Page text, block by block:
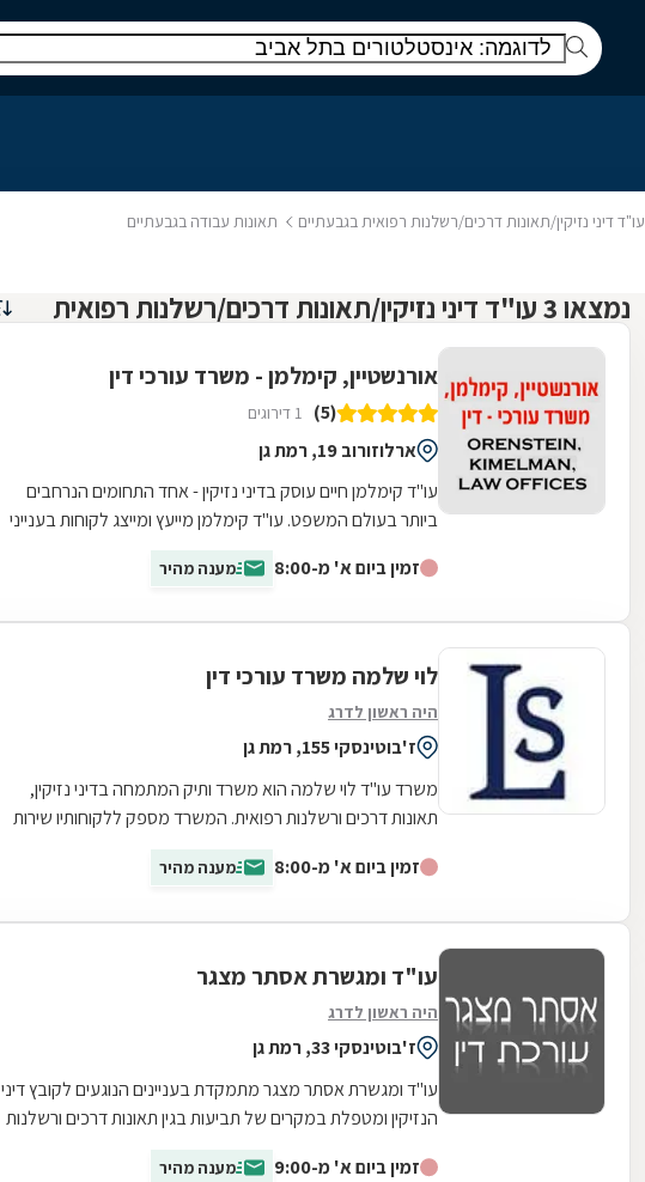
עו"ד דיני נזיקין/תאונות דרכים/רשלנות רפואית בגבעתיים תאונות עבודה בגבעתיים
נמצאו 3 עו"ד דיני נזיקין/תאונות דרכים/רשלנות רפואית
אורנשטיין, קימלמן - משרד עורכי דין
(5) 1 דירוגים
ארלוזורוב 19, רמת גן
עו"ד קימלמן חיים עוסק בדיני נזיקין - אחד התחומים הנרחבים
ביותר בעולם המשפט. עו"ד קימלמן מייעץ ומייצג לקוחות בענייני
זמין ביום א' מ-8:00 מענה מהיר
לוי שלמה משרד עורכי דין
היה ראשון לדרג
ז'בוטינסקי 155, רמת גן
משרד עו"ד לוי שלמה הוא משרד ותיק המתמחה בדיני נזיקין,
תאונות דרכים ורשלנות רפואית. המשרד מספק ללקוחותיו שירות
זמין ביום א' מ-8:00 מענה מהיר
עו"ד ומגשרת אסתר מצגר
היה ראשון לדרג
ז'בוטינסקי 33, רמת גן
עו"ד ומגשרת אסתר מצגר מתמקדת בעניינים הנוגעים לקובץ דיני
הנזיקין ומטפלת במקרים של תביעות בגין תאונות דרכים ורשלנות
זמין ביום א' מ-9:00 מענה מהיר